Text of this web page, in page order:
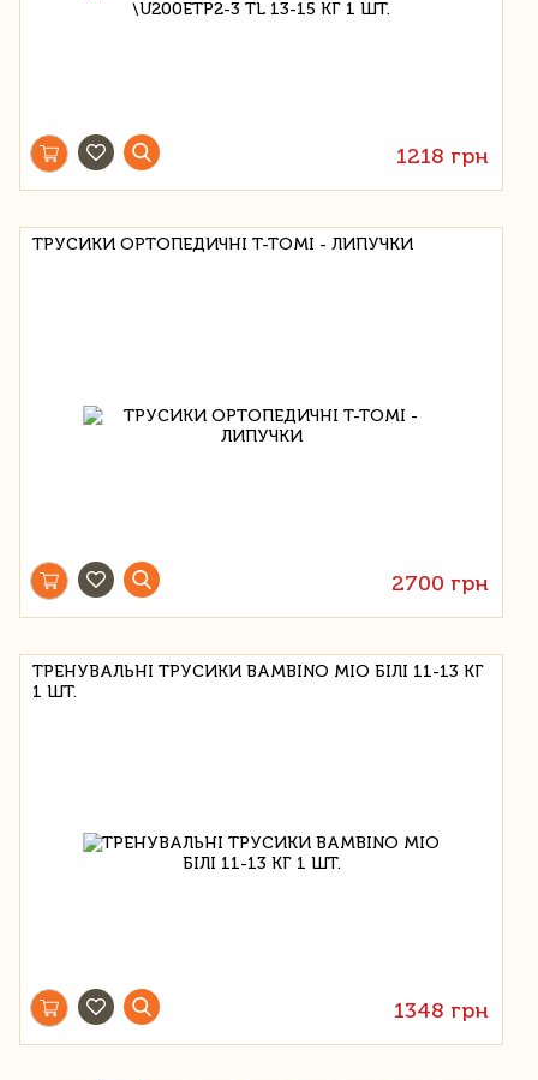
1218 грн
ТРУСИКИ ОРТОПЕДИЧНІ T-TOMI - ЛИПУЧКИ
2700 грн
ТРЕНУВАЛЬНІ ТРУСИКИ BAMBINO MIO БІЛІ 11-13 КГ
1 ШТ.
1348 грн